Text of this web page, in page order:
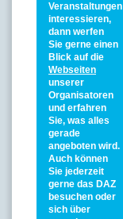
Veranstaltungen
interessieren,
dann werfen
Sie gerne einen
Blick auf die
Webseiten
unserer
Organisatoren
und erfahren
Sie, was alles
gerade
angeboten wird.
Auch können
Sie jederzeit
gerne das DAZ
besuchen oder
sich über